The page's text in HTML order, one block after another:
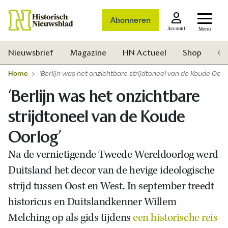
Abonneren
Account Menu
Zoek
Nieuwsbrief Magazine HN Actueel Shop
Home ‘Berlijn was het onzichtbare strijdtoneel van de Koude
‘Berlijn was het onzichtbare
strijdtoneel van de Koude
Oorlog’
Na de vernietigende Tweede Wereldoorlog werd
Duitsland het decor van de hevige ideologische
strijd tussen Oost en West. In september treedt
historicus en Duitslandkenner Willem
Melching op als gids tijdenseen historische reis